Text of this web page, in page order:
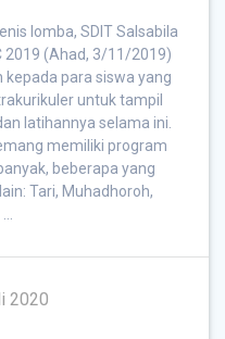
lomba, SDIT Salsabila
2019 (Ahad, 3/11/2019)
para siswa yang
untuk tampil
latihannya selama ini.
memiliki program
beberapa yang
Tari, Muhadhoroh,
2020